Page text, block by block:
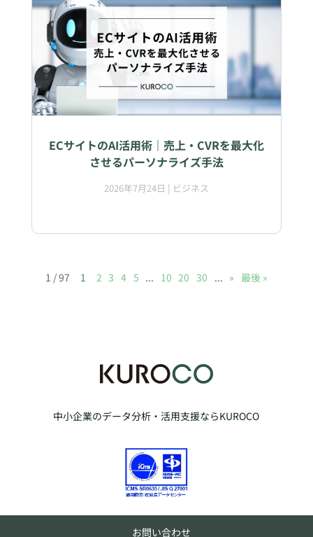
ECサイトのAI活用術｜売上・CVRを最大化
させるパーソナライズ手法
2026年7月24日 | ビジネス
1 / 97 1 2 3 4 5 ... 10 20 30 ... » 最後 »
中小企業のデータ分析・活用支援ならKUROCO
お問い合わせ